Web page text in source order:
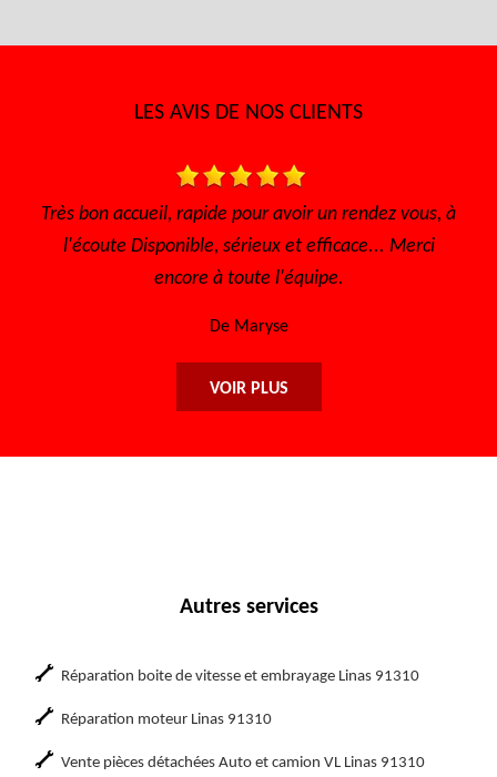
LES AVIS DE NOS CLIENTS
Très bon accueil, rapide pour avoir un rendez vous, à
l'écoute Disponible, sérieux et efficace... Merci
encore à toute l'équipe.
De Maryse
VOIR PLUS
Autres services
Réparation boite de vitesse et embrayage Linas 91310
Réparation moteur Linas 91310
Vente pièces détachées Auto et camion VL Linas 91310